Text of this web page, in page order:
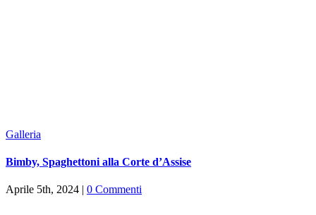
Galleria
Bimby, Spaghettoni alla Corte d’Assise
Aprile 5th, 2024 0 Commenti